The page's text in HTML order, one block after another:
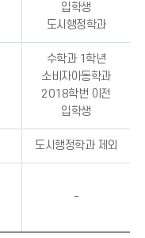
입학생
도시행정학과
수학과 1학년
소비자아동학과
2018학번 이전
입학생
도시행정학과 제외
-